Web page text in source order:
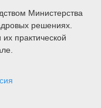
Министерства
решениях.
практической